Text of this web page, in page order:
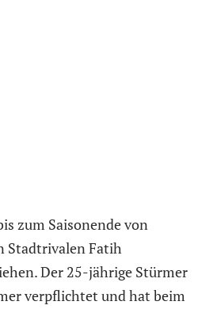
zum Saisonende von
Stadtrivalen Fatih
Der 25-jährige Stürmer
verpflichtet und hat beim